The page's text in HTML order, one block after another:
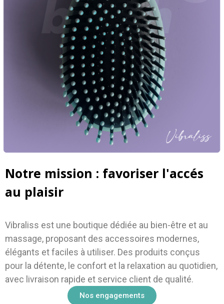
Notre mission : favoriser l'accés
au plaisir
Vibraliss est une boutique dédiée au bien-être et au
massage, proposant des accessoires modernes,
élégants et faciles à utiliser. Des produits conçus
pour la détente, le confort et la relaxation au quotidien,
avec livraison rapide et service client de qualité.
Nos engagements